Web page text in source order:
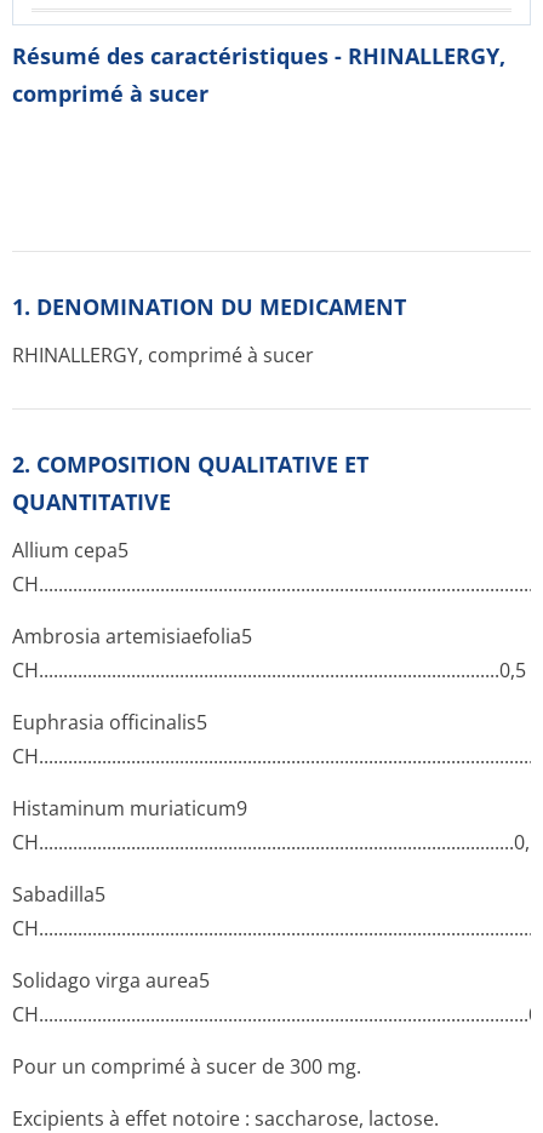
Résumé des caractéristiques - RHINALLERGY,
comprimé à sucer
1. DENOMINATION DU MEDICAMENT
RHINALLERGY, comprimé à sucer
2. COMPOSITION QUALITATIVE ET
QUANTITATIVE
Allium cepa5
Ambrosia artemisiaefolia5
CH...........­.............­.............­.............­.............­.............­.............­......0,5
Euphrasia officinalis5
Histaminum muriaticum9
Sabadilla5
Solidago virga aurea5
Pour un comprimé à sucer de 300 mg.
Excipients à effet notoire : saccharose, lactose.